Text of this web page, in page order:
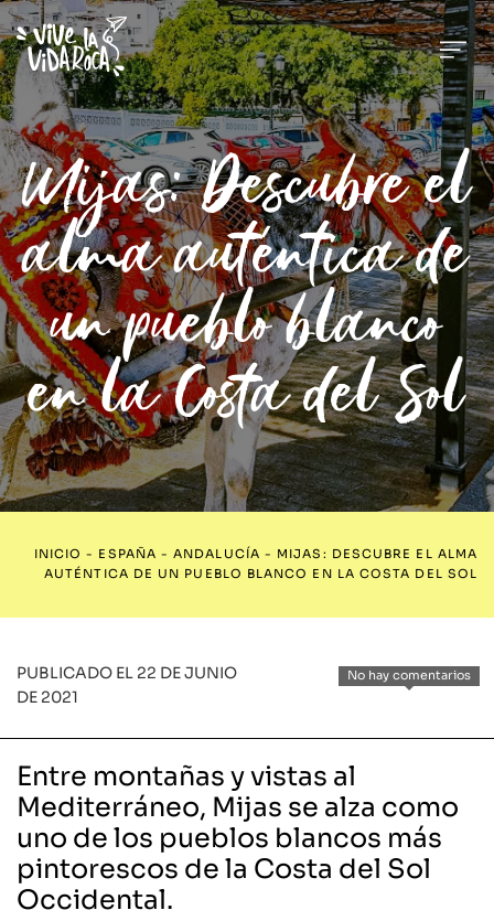
Mijas: Descubre el
alma auténtica de
un pueblo blanco
en la Costa del Sol
INICIO - ESPAÑA -ANDALUCÍA - MIJAS: DESCUBRE EL ALMA
AUTÉNTICA DE UN PUEBLO BLANCO EN LA COSTA DEL SOL
No hay comentarios
PUBLICADO EL 22 DE JUNIO
DE 2021
Entre montañas y vistas al
Mediterráneo, Mijas se alza como
uno de los pueblos blancos más
pintorescos de la Costa del Sol
Occidental.